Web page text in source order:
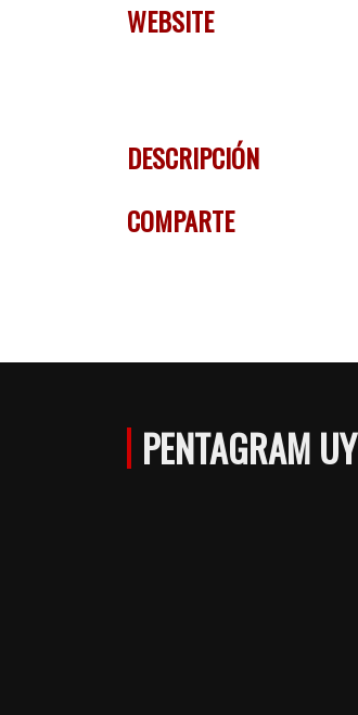
WEBSITE
DESCRIPCIÓN
COMPARTE
PENTAGRAM UY